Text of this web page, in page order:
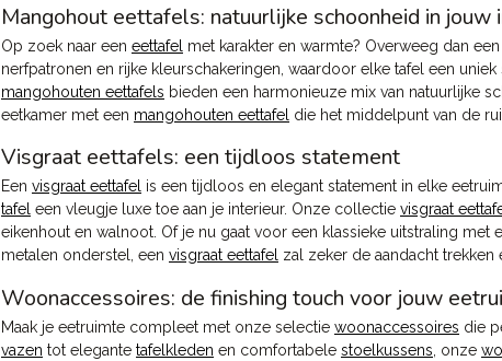
Mangohout eettafels: natuurlijke schoonheid in jouw
Op zoek naar een eettafel met karakter en warmte? Overweeg dan een
nerfpatronen en rijke kleurschakeringen, waardoor elke tafel een
mangohouten eettafels bieden een harmonieuze mix van natuurlijke
eetkamer met een mangohouten eettafel die het middelpunt van de
Visgraat eettafels: een tijdloos statement
Een visgraat eettafel is een tijdloos en elegant statement in elke
tafel een vleugje luxe toe aan je interieur. Onze collectie visgraat
eikenhout en walnoot. Of je nu gaat voor een klassieke uitstraling met
metalen onderstel, een visgraat eettafel zal zeker de aandacht
Woonaccessoires: de finishing touch voor jouw
Maak je eetruimte compleet met onze selectie woonaccessoires die
vazen tot elegante tafelkleden en comfortabele stoelkussens , onze